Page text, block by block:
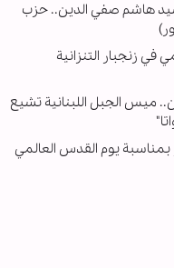
هاشم صفي الدين.. حزب
زنجبار التنزانية
ميس الجبل اللبنانية تشيع
يوم القدس العالمي